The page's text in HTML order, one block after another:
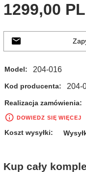
1299,00
Model: 204-016
Kod producenta: 204-
Realizacja zamówienia:
DOWIEDZ SIĘ WIĘCEJ
Koszt wysyłki:
Kup cały